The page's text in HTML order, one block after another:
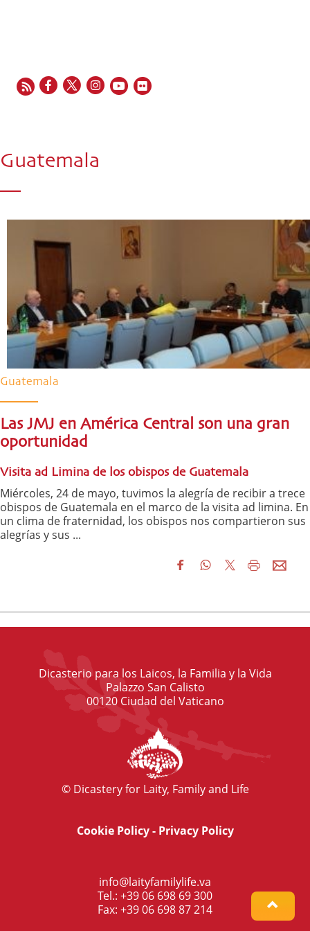
Guatemala
Guatemala
Las JMJ en América Central son una gran
oportunidad
Visita ad Limina de los obispos de Guatemala
Miércoles, 24 de mayo, tuvimos la alegría de recibir a trece
obispos de Guatemala en el marco de la visita ad limina. En
un clima de fraternidad, los obispos nos compartieron sus
alegrías y sus ...
Dicasterio para los Laicos, la Familia y la Vida
Palazzo San Calisto
00120 Ciudad del Vaticano
© Dicastery for Laity, Family and Life
Cookie Policy- Privacy Policy
info@laityfamilylife.va
Tel.: +39 06 698 69 300
Fax: +39 06 698 87 214